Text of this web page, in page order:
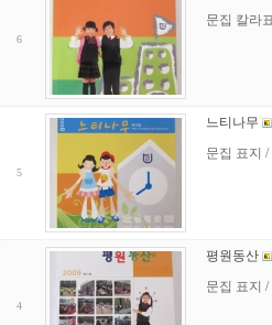
6
문집 칼라
5
느티나무
문집 표지
4
평원동산
문집 표지